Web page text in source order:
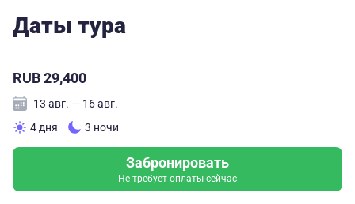
Даты тура
RUB 29,400
13 авг. — 16 авг.
4 дня
3 ночи
Забронировать
Не требует оплаты сейчас